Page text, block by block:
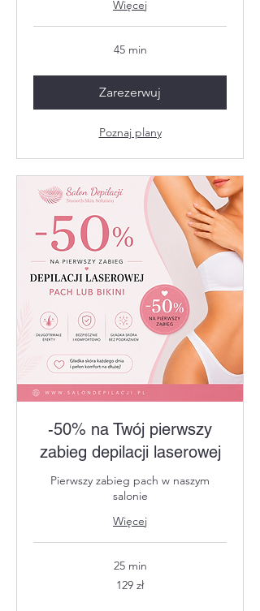
Więcej
45 min
Zarezerwuj
Poznaj plany
-50% na Twój pierwszy
zabieg depilacji laserowej
Pierwszy zabieg pach w naszym
salonie
Więcej
25 min
129 zł